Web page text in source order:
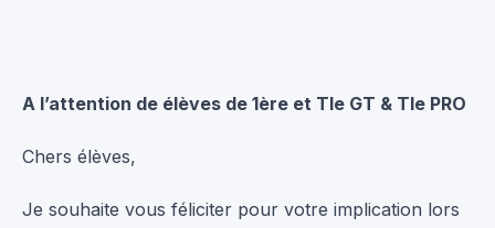
A l’attention de élèves de 1ère et Tle GT & Tle PRO
Chers élèves,
Je souhaite vous féliciter pour votre implication lors